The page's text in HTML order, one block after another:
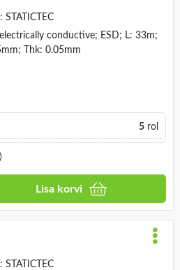
STATICTEC
electrically conductive; ESD; L: 33m;
Thk: 0.05mm
5rol
Lisa korvi
STATICTEC